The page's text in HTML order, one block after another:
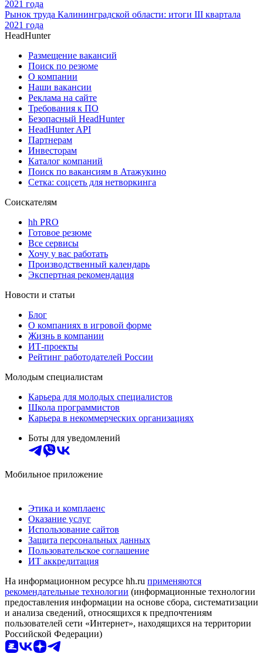
Рынок труда Калининградской области: итоги III квартала
2021 года
HeadHunter
Размещение вакансий
Поиск по резюме
О компании
Наши вакансии
Реклама на сайте
Требования к ПО
Безопасный HeadHunter
HeadHunter API
Партнерам
Инвесторам
Каталог компаний
Поиск по вакансиям в Атажукино
Сетка: соцсеть для нетворкинга
Соискателям
hh PRO
Готовое резюме
Все сервисы
Хочу у вас работать
Производственный календарь
Экспертная рекомендация
Новости и статьи
Блог
О компаниях в игровой форме
Жизнь в компании
ИТ-проекты
Рейтинг работодателей России
Молодым специалистам
Карьера для молодых специалистов
Школа программистов
Карьера в некоммерческих организациях
Боты для уведомлений
Мобильное приложение
Этика и комплаенс
Оказание услуг
Использование сайтов
Защита персональных данных
Пользовательское соглашение
ИТ аккредитация
На информационном ресурсе hh.ru применяются
рекомендательные технологии (информационные технологии
предоставления информации на основе сбора, систематизации
и анализа сведений, относящихся к предпочтениям
пользователей сети «Интернет», находящихся на территории
Российской Федерации)